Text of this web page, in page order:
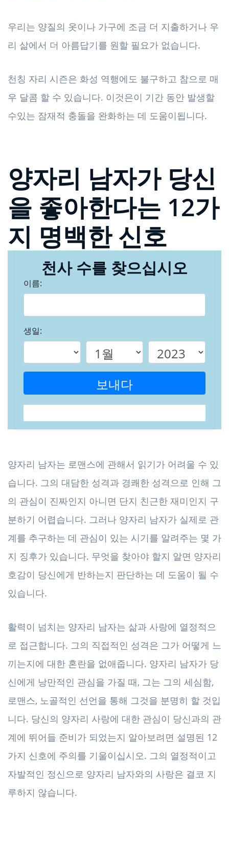
우리는 양질의 옷이나 가구에 조금 더 지출하거나 우
리 삶에서 더 아름답기를 원할 필요가 없습니다.
천칭 자리 시즌은 화성 역행에도 불구하고 참으로 매
우 달콤 할 수 있습니다. 이것은이 기간 동안 발생할
수있는 잠재적 충돌을 완화하는 데 도움이됩니다.
양자리 남자가 당신
을 좋아한다는 12가
지 명백한 신호
천사 수를 찾으십시오
이름:
생일:
보내다
양자리 남자는 로맨스에 관해서 읽기가 어려울 수 있
습니다. 그의 대담한 성격과 경쾌한 성격으로 인해 그
의 관심이 진짜인지 아니면 단지 친근한 재미인지 구
분하기 어렵습니다. 그러나 양자리 남자가 실제로 관
계를 추구하는 데 관심이 있는 시기를 알려주는 몇 가
지 징후가 있습니다. 무엇을 찾아야 할지 알면 양자리
호감이 당신에게 반하는지 판단하는 데 도움이 될 수
있습니다.
활력이 넘치는 양자리 남자는 삶과 사랑에 열정적으
로 접근합니다. 그의 직접적인 성격은 그가 어떻게 느
끼는지에 대한 혼란을 없애줍니다. 양자리 남자가 당
신에게 낭만적인 관심을 가질 때, 그는 그의 세심함,
로맨스, 노골적인 선언을 통해 그것을 분명히 할 것입
니다. 당신의 양자리 사랑에 대한 관심이 당신과의 관
계에 뛰어들 준비가 되었는지 알아보려면 설명된 12
가지 신호에 주의를 기울이십시오. 그의 열정적이고
자발적인 정신으로 양자리 남자와의 사랑은 결코 지
루하지 않습니다.